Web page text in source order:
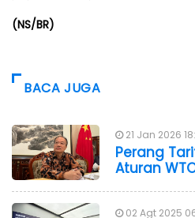
(NS/BR)
BACA JUGA
21 Jan 2026
Perang
Aturan
02 Agt 2025